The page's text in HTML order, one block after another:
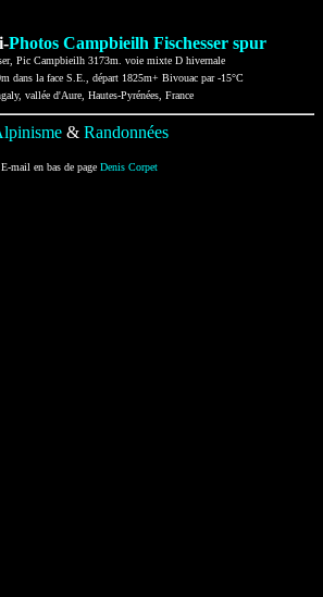
Photos Campbieilh Fischesser spur
Pic Campbieilh 3173m. voie mixte D hivernale
dans la face S.E., départ 1825m+ Bivouac par -15°C
vallée d'Aure, Hautes-Pyrénées, France
& Randonnées
E-mail en bas de page Denis Corpet